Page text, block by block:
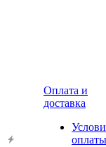
Оплата и
доставка
оплаты